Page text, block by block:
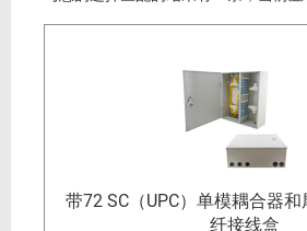
带72 SC（UPC）单模耦合器
纤接线盒